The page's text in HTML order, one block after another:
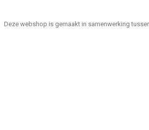
Deze webshop is gemaakt in samenwerking